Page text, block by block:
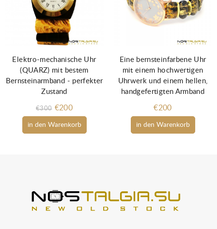
in den Warenkorb
Elektro-mechanische Uhr
(QUARZ) mit bestem
Bernsteinarmband - perfekter
Zustand
€300 €200
in den Warenkorb
Eine bernsteinfarbene Uhr
mit einem hochwertigen
Uhrwerk und einem hellen,
handgefertigten Armband
€200